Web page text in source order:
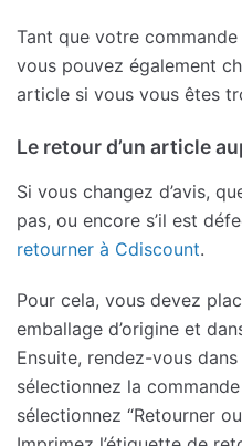
Tant que votre commande
vous pouvez également
article si vous vous êtes
Le retour d’un article
Si vous changez d’avis,
pas, ou encore s’il est
retourner à Cdiscount.
Pour cela, vous devez
emballage d’origine et
Ensuite, rendez-vous
sélectionnez la
sélectionnez “Retourner